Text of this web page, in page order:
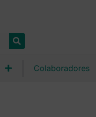
Colaboradores